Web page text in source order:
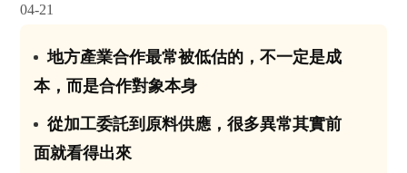
04-21
地方產業合作最常被低估的，不一定是成
本，而是合作對象本身
從加工委託到原料供應，很多異常其實前
面就看得出來